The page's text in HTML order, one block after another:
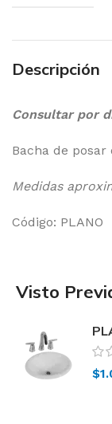
Descripción
Consultar por
Bacha de
Medidas
Código: PLANO
Visto
$